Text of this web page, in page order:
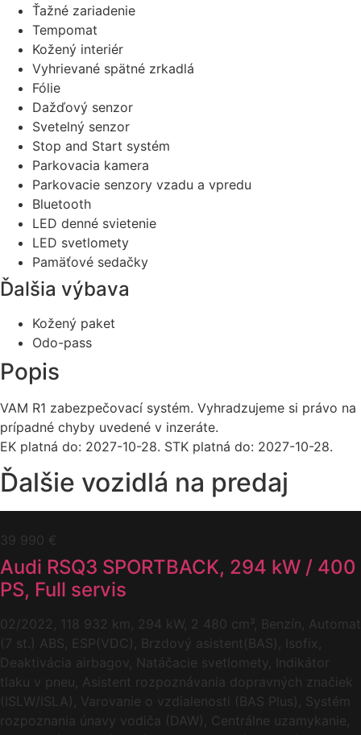
Ťažné zariadenie
Tempomat
Kožený interiér
Vyhrievané spätné zrkadlá
Fólie
Dažďový senzor
Svetelný senzor
Stop and Start systém
Parkovacia kamera
Parkovacie senzory vzadu a vpredu
Bluetooth
LED denné svietenie
LED svetlomety
Pamäťové sedačky
Ďalšia výbava
Kožený paket
Odo-pass
Popis
VAM R1 zabezpečovací systém. Vyhradzujeme si právo na
prípadné chyby uvedené v inzeráte.
EK platná do: 2027-10-28. STK platná do: 2027-10-28.
Ďalšie vozidlá na predaj
39 990 €
Audi RSQ3 SPORTBACK, 294 kW / 400
PS, Full servis
02/2022, 118 932 km, 294 kW, 2 480 cm³, Benzín, Automat
(7 st.) ABS, ESP(VDC), Brzdový asistent(BAS), Isofix,
Deaktivácia airbagov, Natáčacie svetlomety, Indikátor
tlaku v pneu, Asistent rozpoznávania dopravných značiek
(ISLW/ISLA), Varovanie o vzdialenosti (BAS Plus), Systém
rozpoznania únavy vodiča (DAW), Centrálne uzamykanie,